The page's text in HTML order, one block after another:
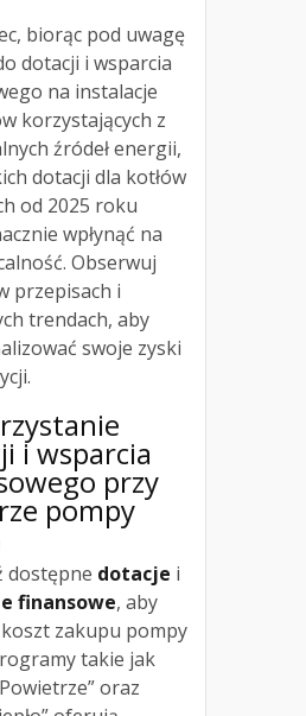
biorąc pod uwagę
dotacji i wsparcia
na instalacje
korzystających z
źródeł energii,
dotacji dla kotłów
od 2025 roku
wpłynąć na
Obserwuj
przepisach i
trendach, aby
swoje zyski
i wsparcia
przy
pompy
dostępne dotacje i
finansowe, aby
zakupu pompy
takie jak
oraz